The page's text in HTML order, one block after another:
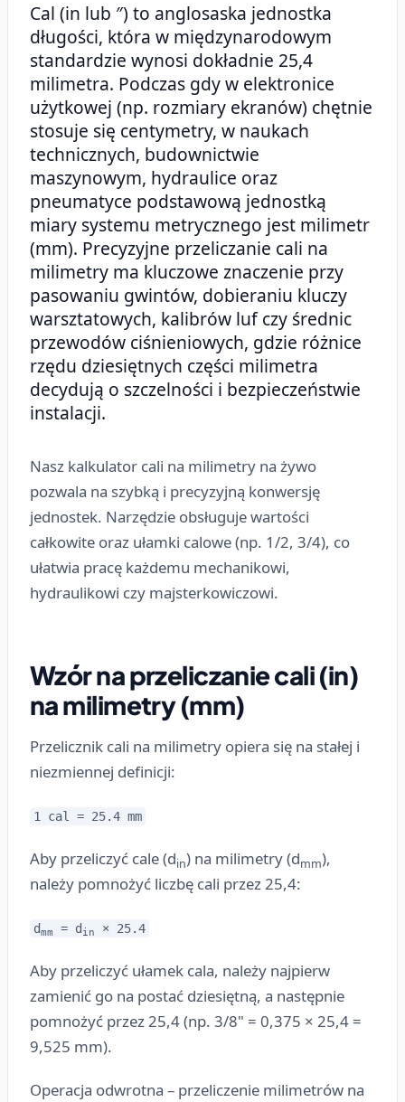
Cal (in lub ″) to anglosaska jednostka
długości, która w międzynarodowym
standardzie wynosi dokładnie 25,4
milimetra. Podczas gdy w elektronice
użytkowej (np. rozmiary ekranów) chętnie
stosuje się centymetry, w naukach
technicznych, budownictwie
maszynowym, hydraulice oraz
pneumatyce podstawową jednostką
miary systemu metrycznego jest milimetr
(mm). Precyzyjne przeliczanie cali na
milimetry ma kluczowe znaczenie przy
pasowaniu gwintów, dobieraniu kluczy
warsztatowych, kalibrów luf czy średnic
przewodów ciśnieniowych, gdzie różnice
rzędu dziesiętnych części milimetra
decydują o szczelności i bezpieczeństwie
instalacji.
Nasz kalkulator cali na milimetry na żywo
pozwala na szybką i precyzyjną konwersję
jednostek. Narzędzie obsługuje wartości
całkowite oraz ułamki calowe (np. 1/2, 3/4), co
ułatwia pracę każdemu mechanikowi,
hydraulikowi czy majsterkowiczowi.
Wzór na przeliczanie cali (in)
na milimetry (mm)
Przelicznik cali na milimetry opiera się na stałej i
niezmiennej definicji:
1 cal = 25.4 mm
Aby przeliczyć cale (din) na milimetry (dmm),
należy pomnożyć liczbę cali przez 25,4:
dmm = d in × 25.4
Aby przeliczyć ułamek cala, należy najpierw
zamienić go na postać dziesiętną, a następnie
pomnożyć przez 25,4 (np. 3/8" = 0,375 × 25,4 =
9,525 mm).
Operacja odwrotna – przeliczenie milimetrów na